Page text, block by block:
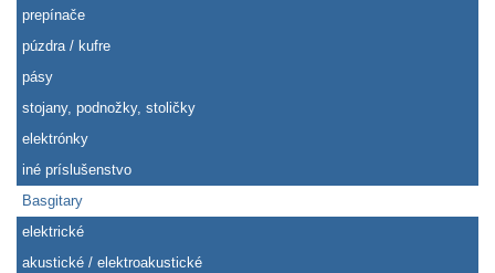
prepínače
púzdra / kufre
pásy
stojany, podnožky, stoličky
elektrónky
iné príslušenstvo
Basgitary
elektrické
akustické / elektroakustické